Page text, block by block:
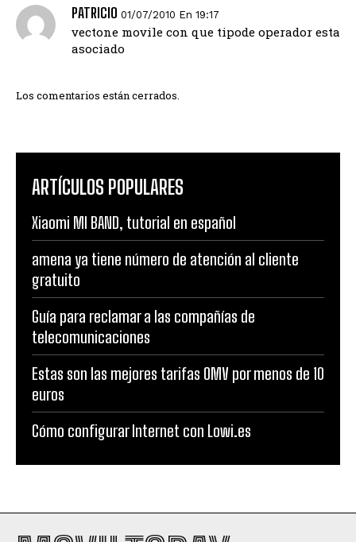
PATRICIO 01/07/2010 En 19:17
vectone movile con que tipode operador esta
asociado
Los comentarios están cerrados.
ARTÍCULOS POPULARES
Xiaomi MI BAND, tutorial en español
amena ya tiene número de atención al cliente
gratuito
Guía para reclamar a las compañías de
telecomunicaciones
Estas son las mejores tarifas OMV por menos de 10
euros
Cómo configurar Internet con Lowi.es